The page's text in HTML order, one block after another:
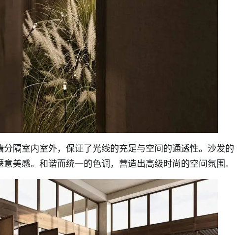
隔室内室外，保证了光线的充足与空间的通透性。沙发的
美感。和谐而统一的色调，营造出高级时尚的空间氛围。